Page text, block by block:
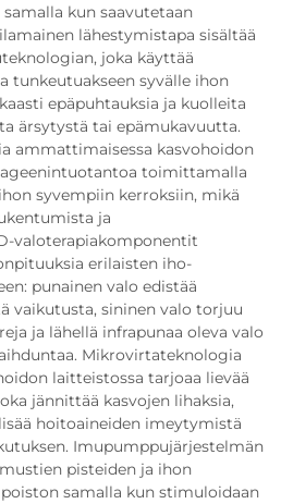
kun saavutetaan
lähestymistapa sisältää
joka käyttää
tunkeutuakseen syvälle ihon
epäpuhtauksia ja kuolleita
ärsytystä tai epämukavuutta.
ammattimaisessa kasvohoidon
toimittamalla
syvempiin kerroksiin, mikä
ja
valoterapiakomponentit
erilaisten iho-
punainen valo edistää
vaikutusta, sininen valo torjuu
ja lähellä infrapunaa oleva valo
Mikrovirtateknologia
laitteistossa tarjoaa lievää
jännittää kasvojen lihaksia,
hoitoaineiden imeytymistä
Imupumppujärjestelmän
pisteiden ja ihon
samalla kun stimuloidaan